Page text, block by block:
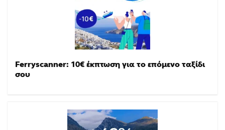
Ferryscanner: 10€ έκπτωση για το επόμενο ταξίδι
σου